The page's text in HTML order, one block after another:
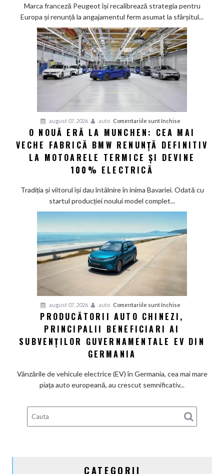
de
a
100%
electric
până
2030
șapte
noi
Marca franceză Peugeot își recalibrează strategia pentru
Europa și renunță la angajamentul ferm asumat la sfârșitul...
august 07, 2026 auto Comentariile sunt închise
O
nouă
eră
Cea
BMW
renunță
și
100%
O NOUĂ ERĂ LA MUNCHEN: CEA MAI
VECHE FABRICĂ BMW RENUNȚĂ DEFINITIV
LA MOTOARELE TERMICE ȘI DEVINE
100% ELECTRICĂ
Tradiția și viitorul își dau întâlnire în inima Bavariei. Odată cu
startul producției noului model complet...
august 07, 2026 auto Comentariile sunt închise
chinezi,
din
Germania
PRODUCĂTORII AUTO CHINEZI,
PRINCIPALII BENEFICIARI AI
SUBVENȚILOR GUVERNAMENTALE EV DIN
GERMANIA
Vânzările de vehicule electrice (EV) în Germania, cea mai mare
piața auto europeană, au crescut semnificativ...
CATEGORII